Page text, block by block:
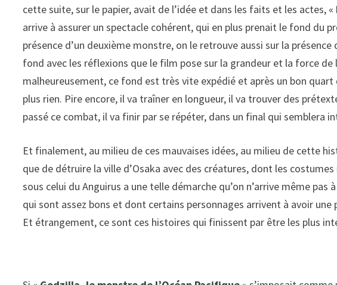
cette suite, sur le papier, avait de l’idée et dans les faits et les actes, «
arrive à assurer un spectacle cohérent, qui en plus prenait le fond du
présence d’un deuxième monstre, on le retrouve aussi sur la
fond avec les réflexions que le film pose sur la grandeur et la force de
malheureusement, ce fond est très vite expédié et après un bon quart
plus rien. Pire encore, il va traîner en longueur, il va trouver des
passé ce combat, il va finir par se répéter, dans un final qui semblera
Et finalement, au milieu de ces mauvaises idées, au milieu de cette
que de détruire la ville d’Osaka avec des créatures, dont les
sous celui du Anguirus a une telle démarche qu’on n’arrive même pas
qui sont assez bons et dont certains personnages arrivent à avoir
Et étrangement, ce sont ces histoires qui finissent par être les plus